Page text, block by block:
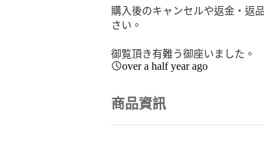
購入後のキャンセルや返金・返
さい。
御覧頂き有難う御座いました。
over a half year ago
商品資訊